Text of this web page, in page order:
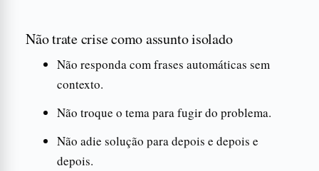
Não trate crise como assunto isolado
Não responda com frases automáticas sem
contexto.
Não troque o tema para fugir do problema.
Não adie solução para depois e depois e
depois.